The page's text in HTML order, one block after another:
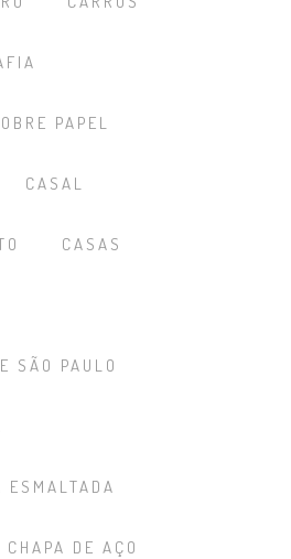
PAPEL
CASAL
CASAS
SÃO PAULO
ESMALTADA
CHAPA DE AÇO